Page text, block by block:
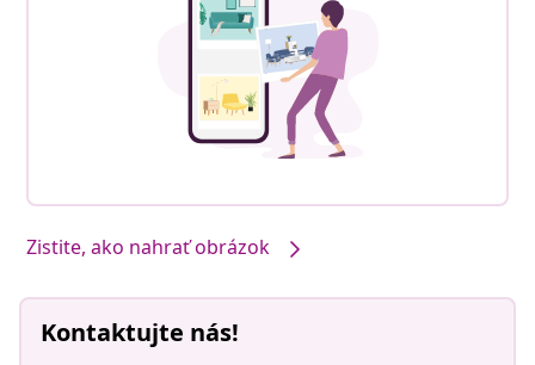
Zistite, ako nahrať obrázok
Kontaktujte nás!